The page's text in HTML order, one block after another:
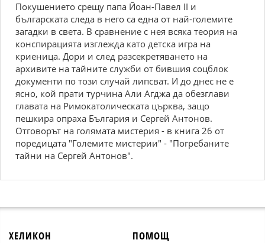
Покушението срещу папа Йоан-Павел II и
българската следа в него са една от най-големите
загадки в света. В сравнение с нея всяка теория на
конспирацията изглежда като детска игра на
криеница. Дори и след разсекретяването на
архивите на тайните служби от бившия соцблок
документи по този случай липсват. И до днес не е
ясно, кой прати турчина Али Агджа да обезглави
главата на Римокатолическата църква, защо
пешкира опраха България и Сергей Антонов.
Отговорът на голямата мистерия - в книга 26 от
поредицата "Големите мистерии" - "Погребаните
тайни на Сергей Антонов".
ХЕЛИКОН ПОМОЩ